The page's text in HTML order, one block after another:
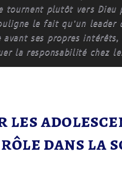
tournent plutôt vers
le fait qu’un
avant ses propres
la responsabilité chez
les
dans la